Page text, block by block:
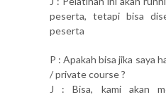
peserta, tetapi bisa
peserta
P : Apakah bisa jika saya
/ private course ?
J : Bisa, kami akan